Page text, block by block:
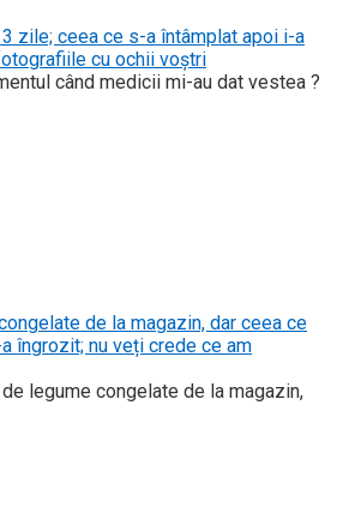
zile; ceea ce s-a întâmplat apoi i-a
cu ochii voștri
când medicii mi-au dat vestea ?
de la magazin, dar ceea ce
îngrozit; nu veți crede ce am
legume congelate de la magazin,